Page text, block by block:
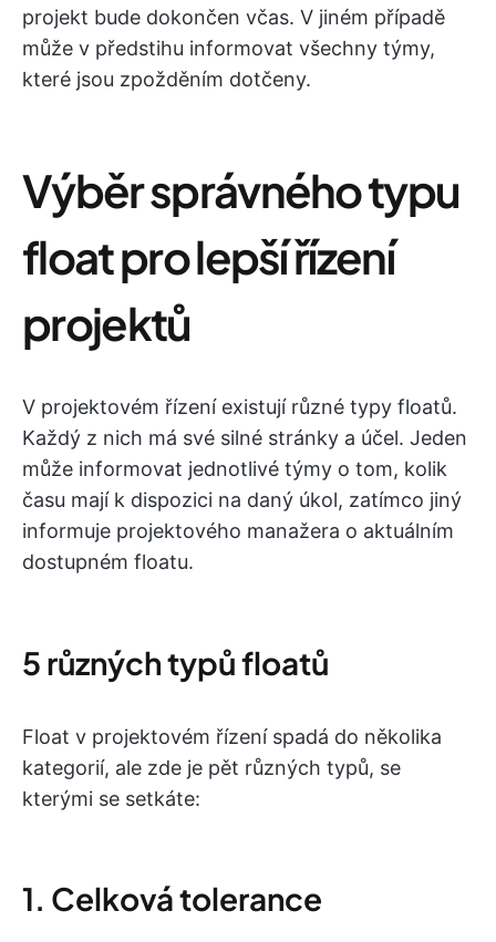
projekt bude dokončen včas. V jiném případě
může v předstihu informovat všechny týmy,
které jsou zpožděním dotčeny.
Výběr správného typu
float pro lepší řízení
projektů
V projektovém řízení existují různé typy floatů.
Každý z nich má své silné stránky a účel. Jeden
může informovat jednotlivé týmy o tom, kolik
času mají k dispozici na daný úkol, zatímco jiný
informuje projektového manažera o aktuálním
dostupném floatu.
5 různých typů floatů
Float v projektovém řízení spadá do několika
kategorií, ale zde je pět různých typů, se
kterými se setkáte:
1. Celková tolerance